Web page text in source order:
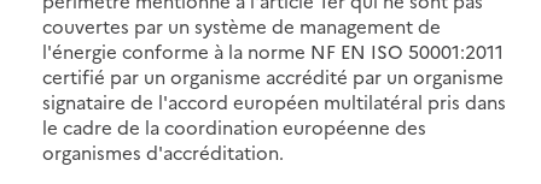
couvertes par un système de management de
l'énergie conforme à la norme NF EN ISO 50001:2011
certifié par un organisme accrédité par un organisme
signataire de l'accord européen multilatéral pris dans
le cadre de la coordination européenne des
organismes d'accréditation.